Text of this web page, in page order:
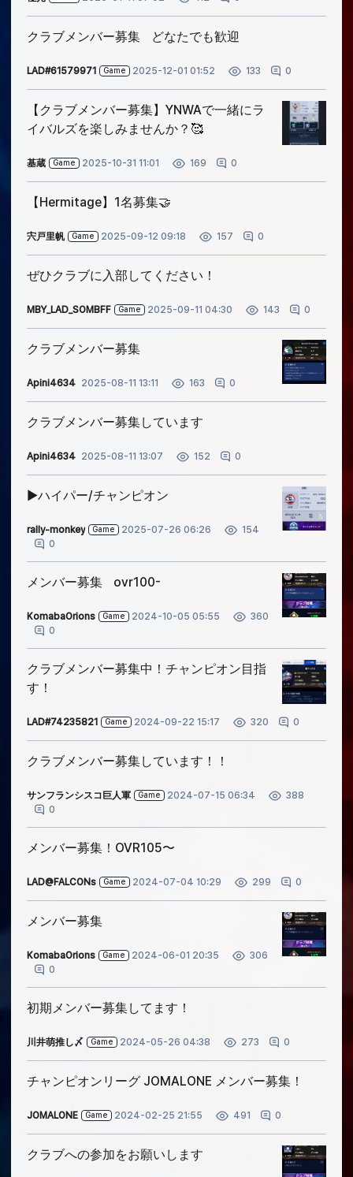
クラブメンバー募集 どなたでも歓迎
LAD#61579971 Game 2025-12-01 01:52 133 0
【クラブメンバー募集】YNWAで一緒にラ
イバルズを楽しみませんか？🥰
基蔵 Game 2025-10-31 11:01 169 0
【Hermitage】1名募集🤝
宍戸里帆 Game 2025-09-12 09:18 157 0
ぜひクラブに入部してください！
MBY_LAD_SOMBFF Game 2025-09-11 04:30 143 0
クラブメンバー募集
Apini4634 2025-08-11 13:11 163 0
クラブメンバー募集しています
Apini4634 2025-08-11 13:07 152 0
▶︎ハイパー/チャンピオン
rally-monkey Game 2025-07-26 06:26
154
0
メンバー募集 ovr100-
KomabaOrions Game 2024-10-05 05:55
360
0
クラブメンバー募集中！チャンピオン目指
す！
LAD#74235821 Game 2024-09-22 15:17 320 0
クラブメンバー募集しています！！
サンフランシスコ巨人軍 Game 2024-07-15 06:34
388
0
メンバー募集！OVR105〜
LAD@FALCONs Game 2024-07-04 10:29 299 0
メンバー募集
KomabaOrions Game 2024-06-01 20:35
306
0
初期メンバー募集してます！
川井萌推し〆 Game 2024-05-26 04:38 273 0
チャンピオンリーグ JOMALONE メンバー募集！
JOMALONE Game 2024-02-25 21:55 491 0
クラブへの参加をお願いします